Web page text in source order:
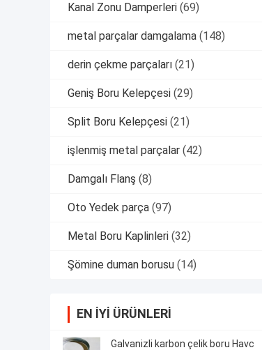
Kanal Zonu Damperleri (69)
metal parçalar damgalama (148)
derin çekme parçaları (21)
Geniş Boru Kelepçesi (29)
Split Boru Kelepçesi (21)
işlenmiş metal parçalar (42)
Damgalı Flanş (8)
Oto Yedek parça (97)
Metal Boru Kaplinleri (32)
Şömine duman borusu (14)
EN IYI ÜRÜNLERI
Galvanizli karbon çelik boru Havc